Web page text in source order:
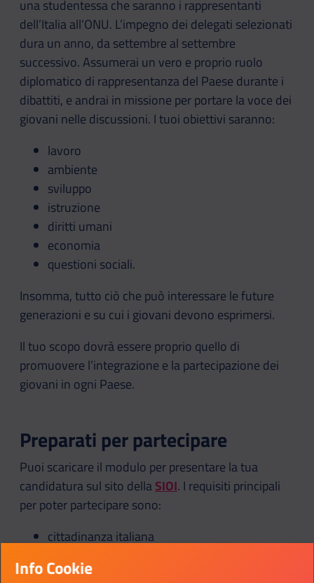
una studentessa che saranno i rappresentanti
dell’Italia all’ONU. L’impegno dei delegati selezionati
dura un anno, da settembre al settembre
successivo. Assumerai un vero e proprio ruolo
diplomatico di rappresentanza del Paese durante i
dibattiti, e andrai in missione per portare la voce dei
giovani nelle discussioni. I tuoi obiettivi saranno:
lavoro
ambiente
sviluppo
istruzione
diritti umani
economia
questioni sociali.
Insomma, tutto ciò che può interessare le future
generazioni e su cui i giovani devono esprimersi.
Il tuo scopo dovrà essere proprio quello di
promuovere l’integrazione e la partecipazione dei
giovani in ogni Paese.
Preparati per partecipare
Puoi scaricare il modulo per presentare la tua
candidatura sul sito dellaSIOI. I requisiti principali
per poter partecipare sono:
cittadinanza italiana
conoscenza orale e scritta di italiano e inglese
Info Cookie